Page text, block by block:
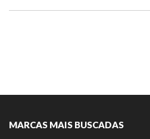
MARCAS MAIS BUSCADAS